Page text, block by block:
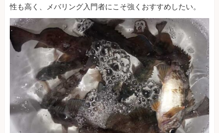
性も高く、メバリング入門者にこそ強くおすすめしたい。